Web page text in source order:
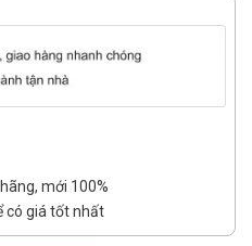
mới 100%
có giá tốt nhất